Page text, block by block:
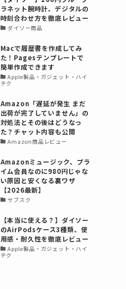
ラネット腕時計、デジタルの
時刻合わせ方を徹底レビュー
ダイソー商品
Macで履歴書を作成してみ
た！Pagesテンプレートで
簡単作成できます
Apple製品・ガジェット・ハイ
テク
Amazon「遅延が発生 まだ
出荷が完了していません」の
対処法とその後はどうなっ
た？チャット内容も公開
Amazon商品レビュー
Amazonミュージック、プラ
イム会員なのに980円じゃな
い原因と安くなる裏ワザ
【2026最新】
サブスク
【本当に使える？】ダイソー
のAirPodsケース3種類、使
用感・耐久性を徹底レビュー
Apple製品・ガジェット・ハイ
テク